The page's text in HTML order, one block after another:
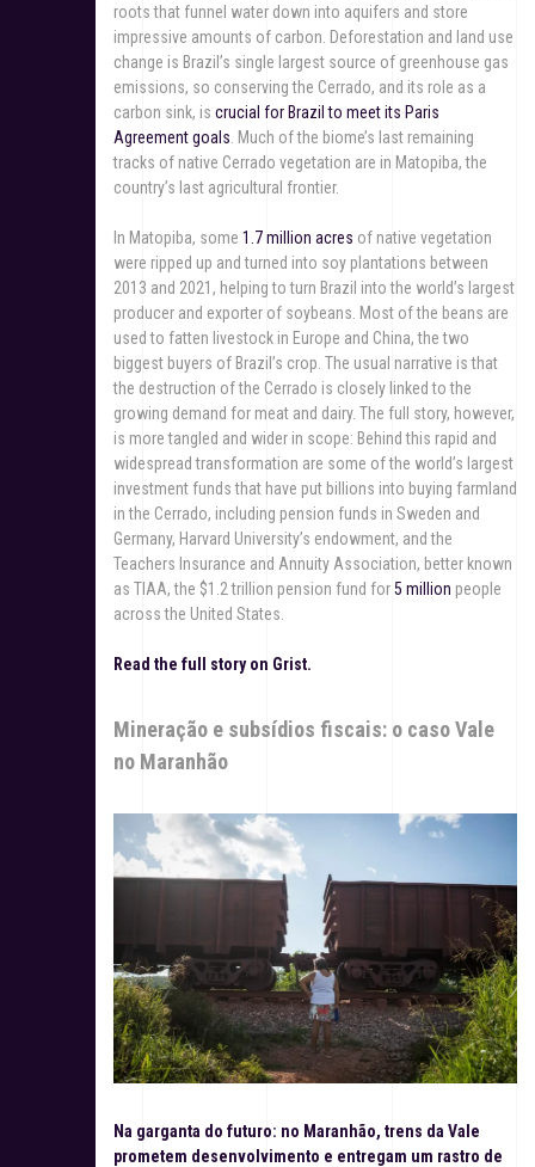
roots that funnel water down into aquifers and store
impressive amounts of carbon. Deforestation and land use
change is Brazil’s single largest source of greenhouse gas
emissions, so conserving the Cerrado, and its role as a
carbon sink, is crucial for Brazil to meet its Paris
Agreement goals . Much of the biome’s last remaining
tracks of native Cerrado vegetation are in Matopiba, the
country’s last agricultural frontier.
In Matopiba, some 1.7 million acres of native vegetation
were ripped up and turned into soy plantations between
2013 and 2021, helping to turn Brazil into the world’s largest
producer and exporter of soybeans. Most of the beans are
used to fatten livestock in Europe and China, the two
biggest buyers of Brazil’s crop. The usual narrative is that
the destruction of the Cerrado is closely linked to the
growing demand for meat and dairy. The full story, however,
is more tangled and wider in scope: Behind this rapid and
widespread transformation are some of the world’s largest
investment funds that have put billions into buying farmland
in the Cerrado, including pension funds in Sweden and
Germany, Harvard University’s endowment, and the
Teachers Insurance and Annuity Association, better known
as TIAA, the $1.2 trillion pension fund for5 million people
across the United States.
Read the full story on Grist.
Mineração e subsídios fiscais: o caso Vale
no Maranhão
Na garganta do futuro: no Maranhão, trens da Vale
prometem desenvolvimento e entregam um rastro de